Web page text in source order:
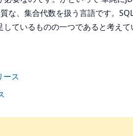
、集合代数を扱う言語です。
ているものの一つであると考え
ス